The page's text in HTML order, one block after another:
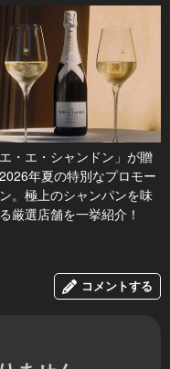
エ・エ・シャンドン」が贈
年夏の特別なプロモー
。極上のシャンパンを味
厳選店舗を一挙紹介！
コメントする